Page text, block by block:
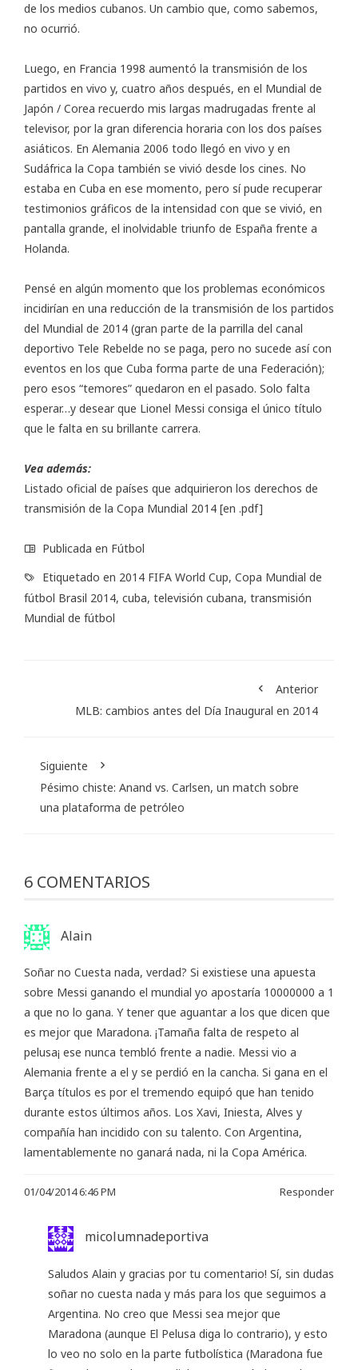
de los medios cubanos. Un cambio que, como sabemos,
no ocurrió.
Luego, en Francia 1998 aumentó la transmisión de los
partidos en vivo y, cuatro años después, en el Mundial de
Japón / Corea recuerdo mis largas madrugadas frente al
televisor, por la gran diferencia horaria con los dos países
asiáticos. En Alemania 2006 todo llegó en vivo y en
Sudáfrica la Copa también se vivió desde los cines. No
estaba en Cuba en ese momento, pero sí pude recuperar
testimonios gráficos de la intensidad con que se vivió, en
pantalla grande, el inolvidable triunfo de España frente a
Holanda.
Pensé en algún momento que los problemas económicos
incidirían en una reducción de la transmisión de los partidos
del Mundial de 2014 (gran parte de la parrilla del canal
deportivo Tele Rebelde no se paga, pero no sucede así con
eventos en los que Cuba forma parte de una Federación);
pero esos “temores” quedaron en el pasado. Solo falta
esperar…y desear que Lionel Messi consiga el único título
que le falta en su brillante carrera.
Vea además:
Listado oficial de países que adquirieron los derechos de
transmisión de la Copa Mundial 2014 [en .pdf]
Publicada en Fútbol
Etiquetado en 2014 FIFA World Cup, Copa Mundial de
fútbol Brasil 2014, cuba, televisión cubana, transmisión
Mundial de fútbol
Anterior
MLB: cambios antes del Día Inaugural en 2014
Siguiente
Pésimo chiste: Anand vs. Carlsen, un match sobre
una plataforma de petróleo
6 COMENTARIOS
Alain
Soñar no Cuesta nada, verdad? Si existiese una apuesta
sobre Messi ganando el mundial yo apostaría 10000000 a 1
a que no lo gana. Y tener que aguantar a los que dicen que
es mejor que Maradona. ¡Tamaña falta de respeto al
pelusa¡ ese nunca tembló frente a nadie. Messi vio a
Alemania frente a el y se perdió en la cancha. Si gana en el
Barça títulos es por el tremendo equipó que han tenido
durante estos últimos años. Los Xavi, Iniesta, Alves y
compañía han incidido con su talento. Con Argentina,
lamentablemente no ganará nada, ni la Copa América.
01/04/2014 6:46 PM Responder
micolumnadeportiva
Saludos Alain y gracias por tu comentario! Sí, sin dudas
soñar no cuesta nada y más para los que seguimos a
Argentina. No creo que Messi sea mejor que
Maradona (aunque El Pelusa diga lo contrario), y esto
lo veo no solo en la parte futbolística (Maradona fue